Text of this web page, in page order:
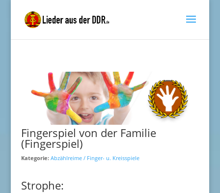
Fingerspiel von der Familie
(Fingerspiel)
Kategorie: Abzählreime / Finger- u. Kreisspiele
Strophe: